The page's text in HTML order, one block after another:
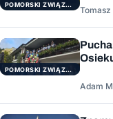
POMORSKI ZWIĄZEK ŻEGLARSKI
Tomasz
POMORSKI ZWIĄZEK ŻEGLARSKI
Adam